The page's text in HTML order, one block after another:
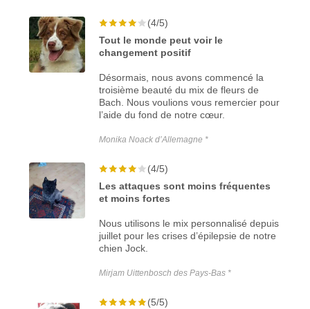
(4/5)
Tout le monde peut voir le
changement positif
Désormais, nous avons commencé la
troisième beauté du mix de fleurs de
Bach. Nous voulions vous remercier pour
l’aide du fond de notre cœur.
Monika Noack d’Allemagne *
(4/5)
Les attaques sont moins fréquentes
et moins fortes
Nous utilisons le mix personnalisé depuis
juillet pour les crises d’épilepsie de notre
chien Jock.
Mirjam Uittenbosch des Pays-Bas *
(5/5)